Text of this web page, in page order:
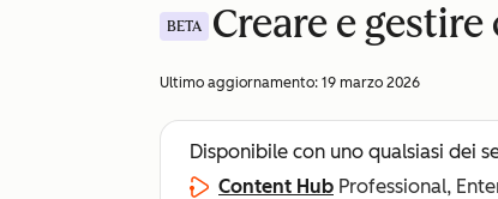
BETA Creare e
Ultimo aggiornamento: 19 marzo 2026
Disponibile con uno qualsiasi dei
Content Hub Professional,